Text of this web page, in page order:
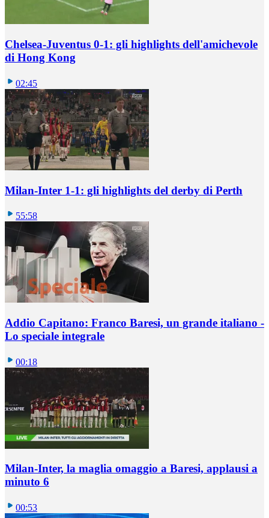
Chelsea-Juventus 0-1: gli highlights dell'amichevole
di Hong Kong
02:45
Milan-Inter 1-1: gli highlights del derby di Perth
55:58
Addio Capitano: Franco Baresi, un grande italiano -
Lo speciale integrale
00:18
Milan-Inter, la maglia omaggio a Baresi, applausi a
minuto 6
00:53